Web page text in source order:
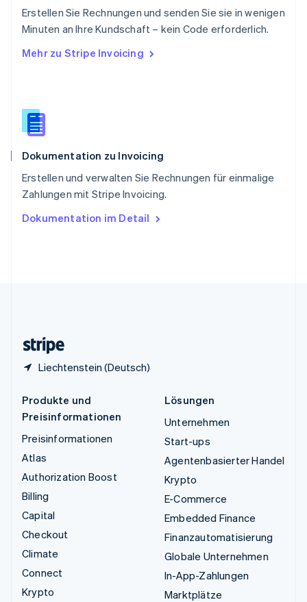
Erstellen Sie Rechnungen und senden Sie sie in wenigen
Minuten an Ihre Kundschaft – kein Code erforderlich.
Mehr zu Stripe Invoicing
Dokumentation zu Invoicing
Erstellen und verwalten Sie Rechnungen für einmalige
Zahlungen mit Stripe Invoicing.
Dokumentation im Detail
Liechtenstein (Deutsch)
English简体中文
Slowakei
Slowenien
English
Spanien
Thailand
Tschechische Republik
English
English
Produkte und
Preisinformationen
Preisinformationen
Atlas
Authorization Boost
Billing
Capital
Checkout
Climate
Connect
Krypto
Lösungen
Unternehmen
Start-ups
Agentenbasierter Handel
Krypto
E-Commerce
Embedded Finance
Finanzautomatisierung
Globale Unternehmen
In-App-Zahlungen
Marktplätze